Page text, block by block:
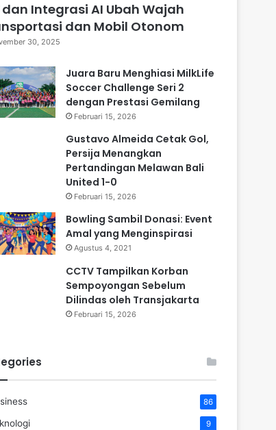
dan Integrasi AI Ubah Wajah
dan Mobil Otonom
30, 2025
Juara Baru Menghiasi MilkLife
Soccer Challenge Seri 2
dengan Prestasi Gemilang
Februari 15, 2026
Gustavo Almeida Cetak Gol,
Persija Menangkan
Pertandingan Melawan Bali
United 1-0
Februari 15, 2026
Bowling Sambil Donasi: Event
Amal yang Menginspirasi
Agustus 4, 2021
CCTV Tampilkan Korban
Sempoyongan Sebelum
Dilindas oleh Transjakarta
Februari 15, 2026
86
9